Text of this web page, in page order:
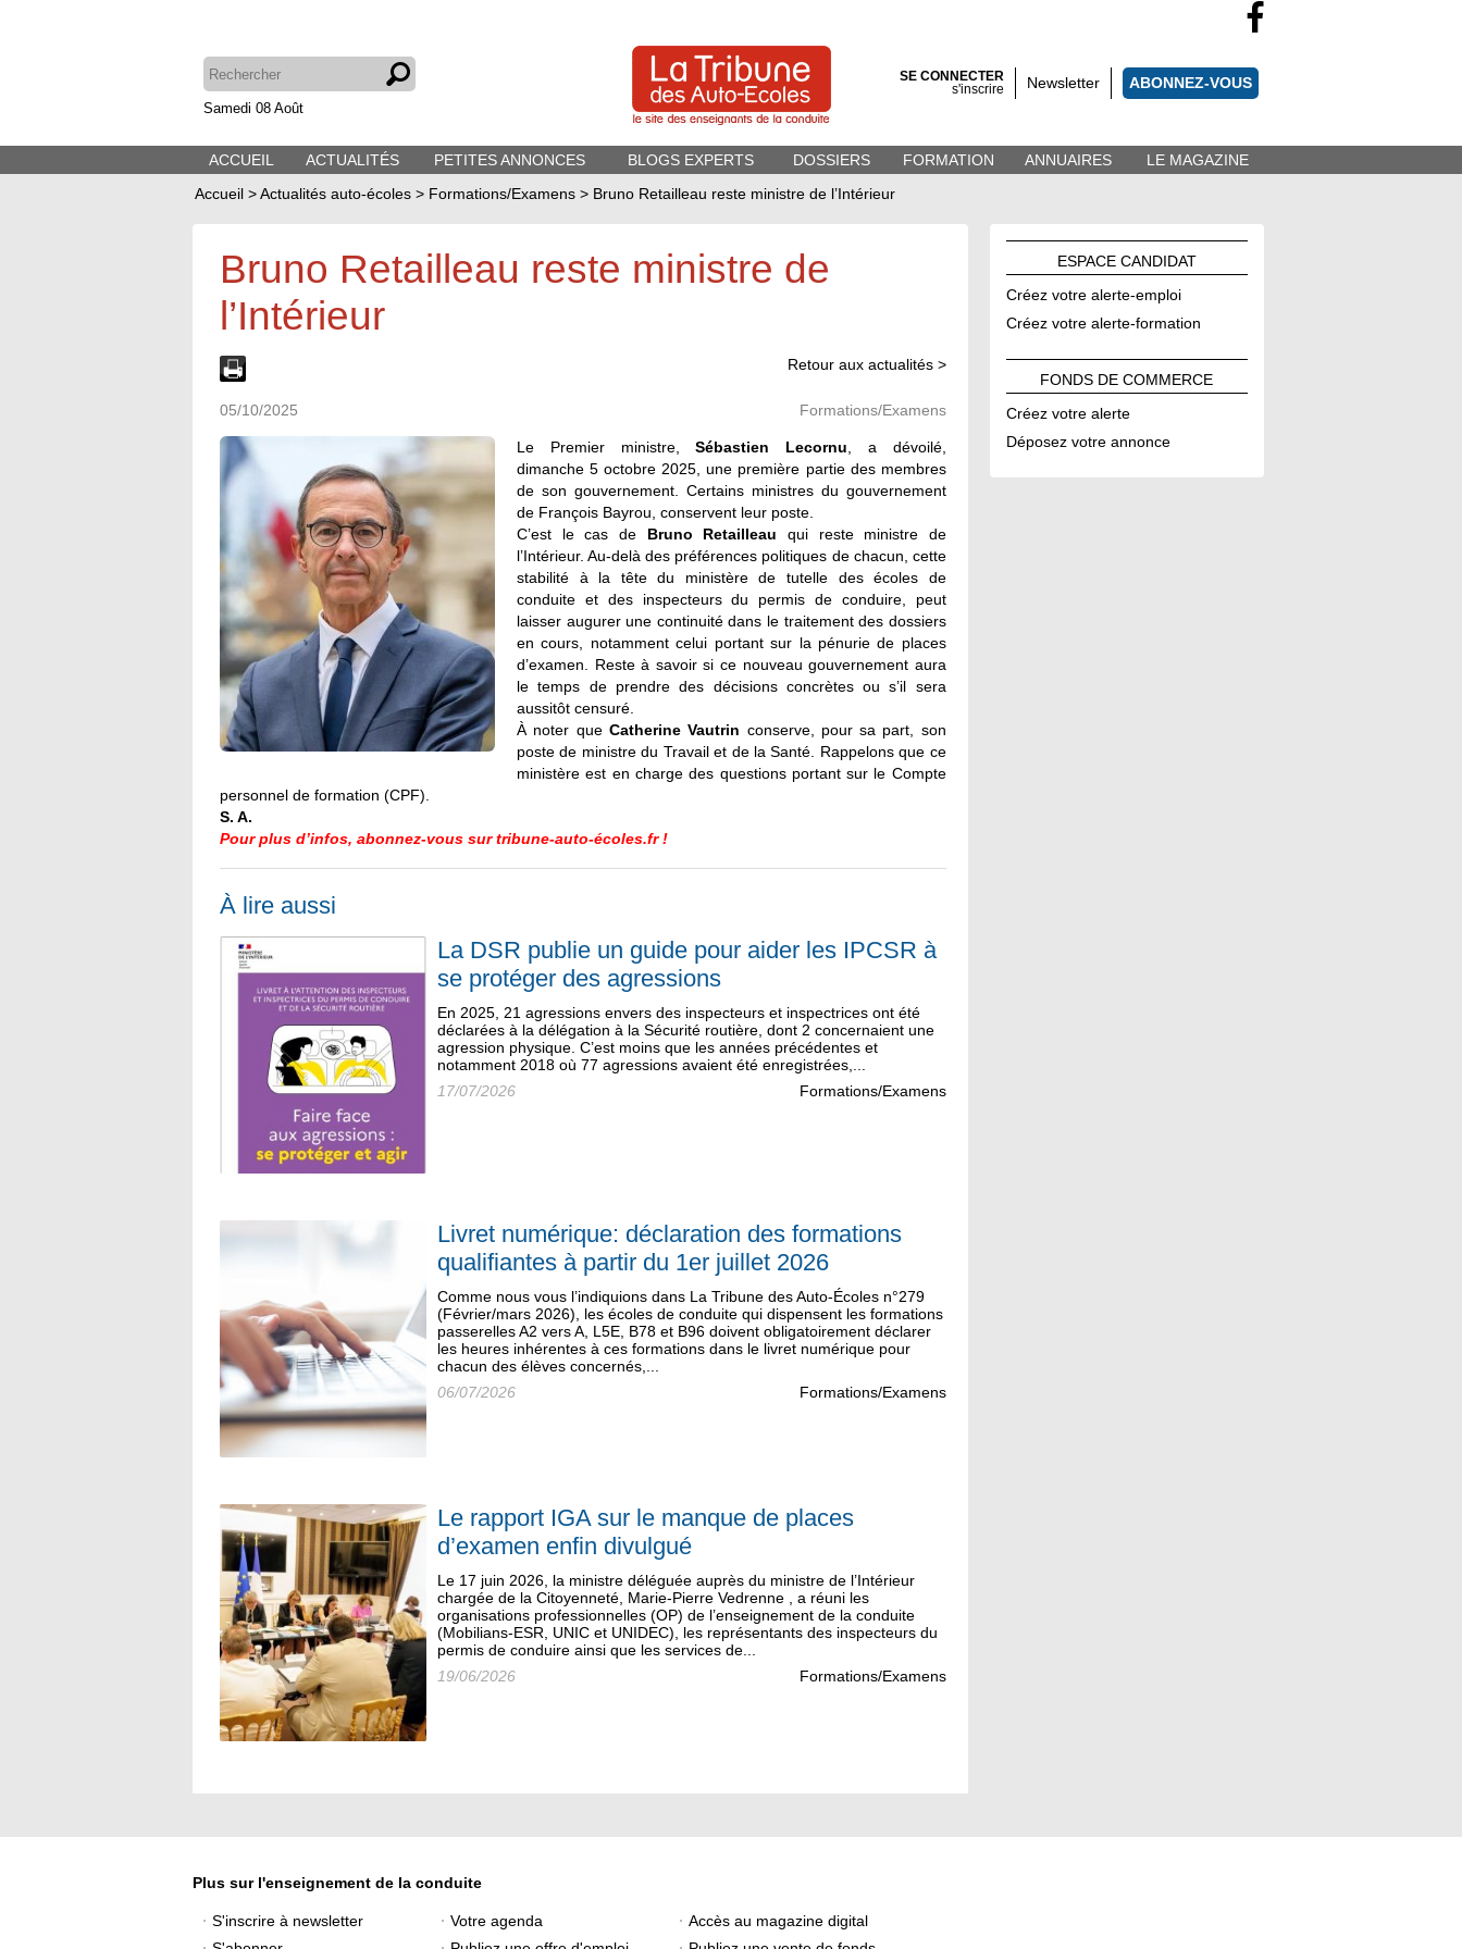
Samedi 08 Août
SE CONNECTER
s'inscrire
Newsletter ABONNEZ-VOUS
ACCUEIL ACTUALITÉS PETITES ANNONCES BLOGS EXPERTS DOSSIERS FORMATION ANNUAIRES
LE MAGAZINE
Accueil >Actualités auto-écoles > Formations/Examens > Bruno Retailleau reste ministre de l’Intérieur
ESPACE CANDIDAT
Créez votre alerte-emploi
Créez votre alerte-formation
FONDS DECOMMERCE
Créez votre alerte
Déposez votre annonce
Bruno Retailleau reste ministre de
l’Intérieur
Retour aux actualités >
05/10/2025 Formations/Examens
Le Premier ministre,Sébastien Lecornu , a dévoilé,
dimanche 5 octobre 2025, une première partie des membres
de son gouvernement. Certains ministres du gouvernement
de François Bayrou, conservent leur poste.
C’est le cas de Bruno Retailleau qui reste ministre de
l’Intérieur. Au-delà des préférences politiques de chacun, cette
stabilité à la tête du ministère de tutelle des écoles de
conduite et des inspecteurs du permis de conduire, peut
laisser augurer une continuité dans le traitement des dossiers
en cours, notamment celui portant sur la pénurie de places
d’examen. Reste à savoir si ce nouveau gouvernement aura
le temps de prendre des décisions concrètes ou s’il sera
aussitôt censuré.
À noter que Catherine Vautrin conserve, pour sa part, son
poste de ministre du Travail et de la Santé. Rappelons que ce
ministère est en charge des questions portant sur le Compte
personnel de formation (CPF).
S. A.
Pour plus d’infos, abonnez-vous sur tribune-auto-écoles.fr !
À lire aussi
La DSR publie un guide pour aider les IPCSR à
se protéger des agressions
En 2025, 21 agressions envers des inspecteurs et inspectrices ont été
déclarées à la délégation à la Sécurité routière, dont 2 concernaient une
agression physique. C’est moins que les années précédentes et
notamment 2018 où 77 agressions avaient été enregistrées,...
17/07/2026
Formations/Examens
Livret numérique: déclaration des formations
qualifiantes à partir du 1er juillet 2026
Comme nous vous l’indiquions dans La Tribune des Auto-Écoles n°279
(Février/mars 2026), les écoles de conduite qui dispensent les formations
passerelles A2 vers A, L5E, B78 et B96 doivent obligatoirement déclarer
les heures inhérentes à ces formations dans le livret numérique pour
chacun des élèves concernés,...
06/07/2026
Formations/Examens
Le rapport IGA sur le manque de places
d’examen enfin divulgué
Le 17 juin 2026, la ministre déléguée auprès du ministre de l’Intérieur
chargée de la Citoyenneté, Marie-Pierre Vedrenne , a réuni les
organisations professionnelles (OP) de l’enseignement de la conduite
(Mobilians-ESR, UNIC et UNIDEC), les représentants des inspecteurs du
permis de conduire ainsi que les services de...
19/06/2026
Formations/Examens
Plus sur l'enseignement de la conduite
S'inscrire à newsletter Votre agenda
Accès au magazine digital